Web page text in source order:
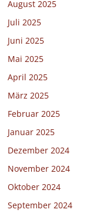
August 2025
Juli 2025
Juni 2025
Mai 2025
April 2025
März 2025
Februar 2025
Januar 2025
Dezember 2024
November 2024
Oktober 2024
September 2024